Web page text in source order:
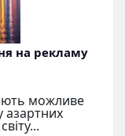
на рекламу
можливе